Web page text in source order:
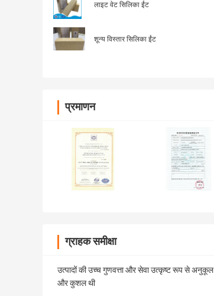
लाइट वेट सिलिका ईंट
शून्य विस्तार सिलिका ईंट
प्रमाणन
ग्राहक समीक्षा
उत्पादों की उच्च गुणवत्ता और सेवा उत्कृष्ट रूप से अनुकूल
और कुशल थी